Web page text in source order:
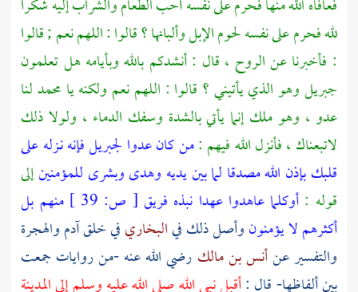
فعافاه الله منها فحرم على نفسه أحب الطعام والشراب إليه شكرا
لله فحرم على نفسه لحوم الإبل وألبانها ؟ قالوا : اللهم نعم ; قالوا
: فأخبرنا عن الروح ، قال : أنشدكم بالله وبأيامه هل تعلمون
جبريلوهو الذي يأتيني ؟ قالوا : اللهم نعم ولكنه يا محمدلنا
عدو ، وهو ملك إنما يأتي بالشدة وسفك الدماء ، ولولا ذلك
لاتبعناك ، فأنزل الله فيهم :من كان عدوا لجبريل فإنه نـزله على
قلبك بإذن الله مصدقا لما بين يديه وهدى وبشرى للمؤمنينإلى
قوله : أوكلما عاهدوا عهدا نبذه فريق [ ص:
منهم بل
أكثرهم لا يؤمنونوأصل ذلك فيالبخاريفي خلقآدموالهجرة
والتفسير عنأنس بن مالك رضي الله عنه -من روايات جمعت
بين ألفاظها- قال :أقبل نبي الله صلى الله عليه وسلم إلىالمدينة